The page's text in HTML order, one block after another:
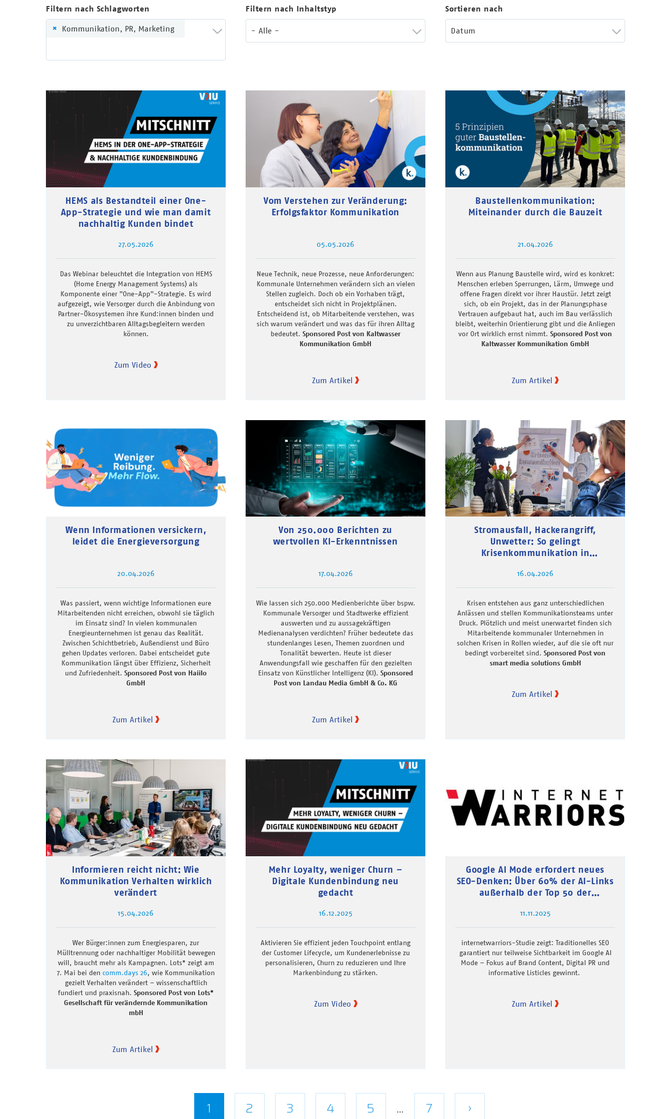
Filtern nach Schlagworten
× Kommunikation, PR, Marketing
Filtern nach Inhaltstyp
- Alle -
Sortieren nach
Datum
HEMS als Bestandteil einer One-
App-Strategie und wie man damit
nachhaltig Kunden bindet
27.05.2026
Das Webinar beleuchtet die Integration von HEMS
(Home Energy Management Systems) als
Komponente einer "One-App"-Strategie. Es wird
aufgezeigt, wie Versorger durch die Anbindung von
Partner-Ökosystemen ihre Kund:innen binden und
zu unverzichtbaren Alltagsbegleitern werden
können.
Zum Video
Vom Verstehen zur Veränderung:
Erfolgsfaktor Kommunikation
05.05.2026
Neue Technik, neue Prozesse, neue Anforderungen:
Kommunale Unternehmen verändern sich an vielen
Stellen zugleich. Doch ob ein Vorhaben trägt,
entscheidet sich nicht in Projektplänen.
Entscheidend ist, ob Mitarbeitende verstehen, was
sich warum verändert und was das für ihren Alltag
bedeutet. Sponsored Post von Kaltwasser
Kommunikation GmbH
Zum Artikel
Baustellenkommunikation:
Miteinander durch die Bauzeit
21.04.2026
Wenn aus Planung Baustelle wird, wird es konkret:
Menschen erleben Sperrungen, Lärm, Umwege und
offene Fragen direkt vor ihrer Haustür. Jetzt zeigt
sich, ob ein Projekt, das in der Planungsphase
Vertrauen aufgebaut hat, auch im Bau verlässlich
bleibt, weiterhin Orientierung gibt und die Anliegen
vor Ort wirklich ernst nimmt. Sponsored Post von
Kaltwasser Kommunikation GmbH
Zum Artikel
Wenn Informationen versickern,
leidet die Energieversorgung
20.04.2026
Was passiert, wenn wichtige Informationen eure
Mitarbeitenden nicht erreichen, obwohl sie täglich
im Einsatz sind? In vielen kommunalen
Energieunternehmen ist genau das Realität.
Zwischen Schichtbetrieb, Außendienst und Büro
gehen Updates verloren. Dabei entscheidet gute
Kommunikation längst über Effizienz, Sicherheit
und Zufriedenheit. Sponsored Post von Haiilo
GmbH
Zum Artikel
Von 250.000 Berichten zu
wertvollen KI-Erkenntnissen
17.04.2026
Wie lassen sich 250.000 Medienberichte über bspw.
Kommunale Versorger und Stadtwerke effizient
auswerten und zu aussagekräftigen
Medienanalysen verdichten? Früher bedeutete das
stundenlanges Lesen, Themen zuordnen und
Tonalität bewerten. Heute ist dieser
Anwendungsfall wie geschaffen für den gezielten
Einsatz von Künstlicher Intelligenz (KI). Sponsored
Post von Landau Media GmbH & Co. KG
Zum Artikel
Stromausfall, Hackerangriff,
Unwetter: So gelingt
Krisenkommunikation in
16.04.2026
Krisen entstehen aus ganz unterschiedlichen
Anlässen und stellen Kommunikationsteams unter
Druck. Plötzlich und meist unerwartet finden sich
Mitarbeitende kommunaler Unternehmen in
solchen Krisen in Rollen wieder, auf die sie oft nur
bedingt vorbereitet sind. Sponsored Post von
smart media solutions GmbH
Zum Artikel
Informieren reicht nicht: Wie
Kommunikation Verhalten wirklich
verändert
15.04.2026
Wer Bürger:innen zum Energiesparen, zur
Mülltrennung oder nachhaltiger Mobilität bewegen
will, braucht mehr als Kampagnen. Lots* zeigt am
7. Mai bei den comm.days 26, wie Kommunikation
gezielt Verhalten verändert – wissenschaftlich
fundiert und praxisnah. Sponsored Post von Lots*
Gesellschaft für verändernde Kommunikation
mbH
Zum Artikel
Mehr Loyalty, weniger Churn –
Digitale Kundenbindung neu
gedacht
16.12.2025
Aktivieren Sie effizient jeden Touchpoint entlang
der Customer Lifecycle, um Kundenerlebnisse zu
personalisieren, Churn zu reduzieren und Ihre
Markenbindung zu stärken.
Zum Video
Google AI Mode erfordert neues
SEO-Denken: Über 60% der AI-Links
außerhalb der Top 50 der
11.11.2025
internetwarriors-Studie zeigt: Traditionelles SEO
garantiert nur teilweise Sichtbarkeit im Google AI
Mode – Fokus auf Brand Content, Digital PR und
informative Listicles gewinnt.
Zum Artikel
Aktuelle
1 Seite
2 Seite
3 Seite
4 Seite
5 …
Letzte
7
Nächste
›